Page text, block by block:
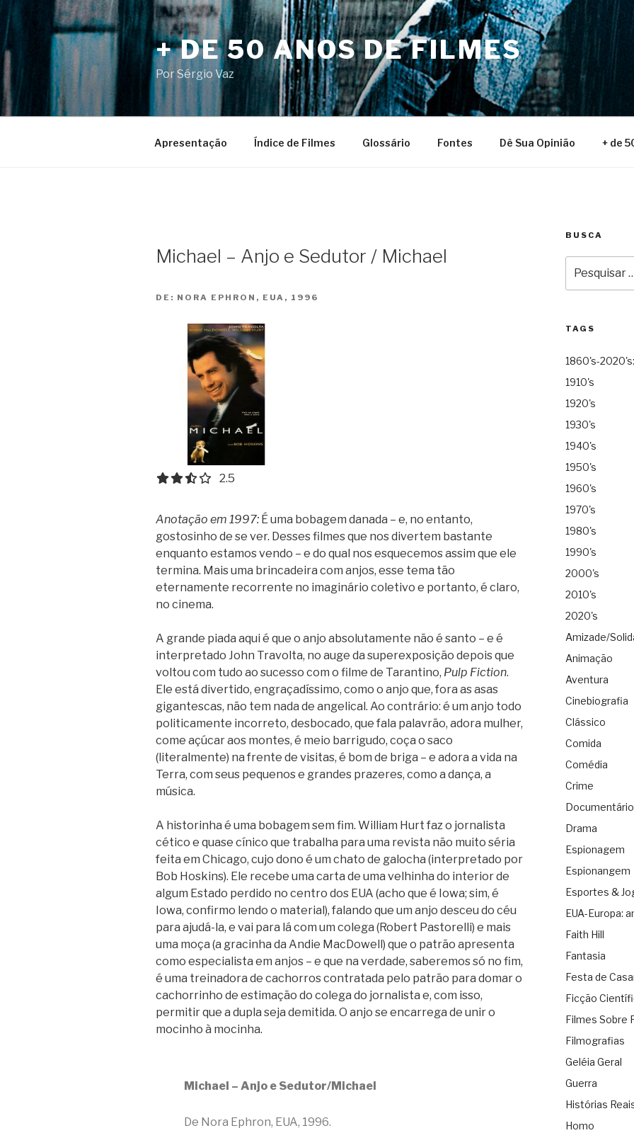
para
o
conteúdo
+ DE 50 ANOS DE FILMES
Por Sérgio Vaz
Apresentação Índice de Filmes Glossário Fontes Dê Sua Opinião + de
Michael – Anjo e Sedutor / Michael
DE: NORA EPHRON, EUA, 1996
2.5 out of 5.0 stars
2.5
Anotação em 1997: É uma bobagem danada – e, no entanto,
gostosinho de se ver. Desses filmes que nos divertem bastante
enquanto estamos vendo – e do qual nos esquecemos assim que ele
termina. Mais uma brincadeira com anjos, esse tema tão
eternamente recorrente no imaginário coletivo e portanto, é claro,
no cinema.
A grande piada aqui é que o anjo absolutamente não é santo – e é
interpretado John Travolta, no auge da superexposição depois que
voltou com tudo ao sucesso com o filme de Tarantino, Pulp Fiction.
Ele está divertido, engraçadíssimo, como o anjo que, fora as asas
gigantescas, não tem nada de angelical. Ao contrário: é um anjo todo
politicamente incorreto, desbocado, que fala palavrão, adora mulher,
come açúcar aos montes, é meio barrigudo, coça o saco
(literalmente) na frente de visitas, é bom de briga – e adora a vida na
Terra, com seus pequenos e grandes prazeres, como a dança, a
música.
A historinha é uma bobagem sem fim. William Hurt faz o jornalista
cético e quase cínico que trabalha para uma revista não muito séria
feita em Chicago, cujo dono é um chato de galocha (interpretado por
Bob Hoskins). Ele recebe uma carta de uma velhinha do interior de
algum Estado perdido no centro dos EUA (acho que é Iowa; sim, é
Iowa, confirmo lendo o material), falando que um anjo desceu do céu
para ajudá-la, e vai para lá com um colega (Robert Pastorelli) e mais
uma moça (a gracinha da Andie MacDowell) que o patrão apresenta
como especialista em anjos – e que na verdade, saberemos só no fim,
é uma treinadora de cachorros contratada pelo patrão para domar o
cachorrinho de estimação do colega do jornalista e, com isso,
permitir que a dupla seja demitida. O anjo se encarrega de unir o
mocinho à mocinha.
Michael – Anjo e Sedutor/Michael
De Nora Ephron, EUA, 1996.
BUSCA
por:
TAGS
1860's-
1910's
1920's
1930's
1940's
1950's
1960's
1970's
1980's
1990's
2000's
2010's
2020's
Amizade/
Animação
Aventura
Cinebiografia
Clássico
Comida
Comédia
Crime
Documentário
Drama
Espionagem
Espionangem
Esportes &
EUA-Europa:
Faith Hill
Fantasia
Festa de
Ficção
Filmes Sobre
Filmografias
Geléia Geral
Guerra
Histórias
Homo